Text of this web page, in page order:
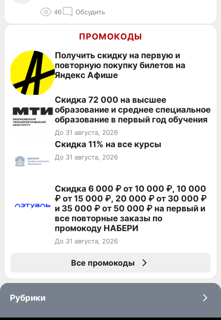
46 Обсудить
ПРОМОКОДЫ
Получить скидку на первую и
повторную покупку билетов на
Яндекс Афише
Скидка 72 000 на высшее
образование и среднее специальное
образование в первый год обучения
До 31 августа, 2026
Скидка 11% на все курсы
До 31 августа, 2026
Скидка 6 000 ₽ от 10 000 ₽, 10 000
₽ от 15 000 ₽, 20 000 ₽ от 30 000 ₽
и 35 000 ₽ от 50 000 ₽ на первый и
все повторные заказы по
промокоду НАБЕРИ
До 31 августа, 2026
Все промокоды
Рубрики